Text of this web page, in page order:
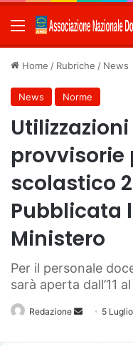
Menu
Home / Rubriche / News
News Norme
provvisorie
scolastico
Pubblicata
Ministero
Per il personale
sarà aperta dall’11
Redazione
Invia 5